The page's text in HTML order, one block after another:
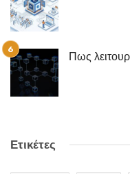
Πως
Ετικέτες